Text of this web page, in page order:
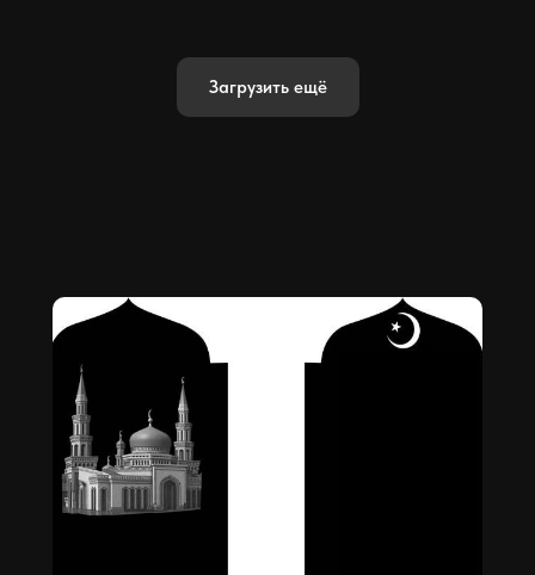
Загрузить ещё